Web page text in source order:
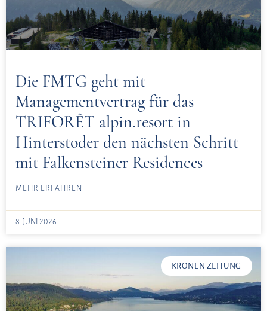
Die FMTG geht mit
Managementvertrag für das
TRIFORÊT alpin.resort in
Hinterstoder den nächsten Schritt
mit Falkensteiner Residences
MEHR ERFAHREN
8. JUNI 2026
KRONEN ZEITUNG